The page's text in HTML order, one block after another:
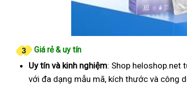
Giá rẻ & uy tín
Uy tín và kinh nghiệm: Shop heloshop.net
với đa dạng mẫu mã, kích thước và công